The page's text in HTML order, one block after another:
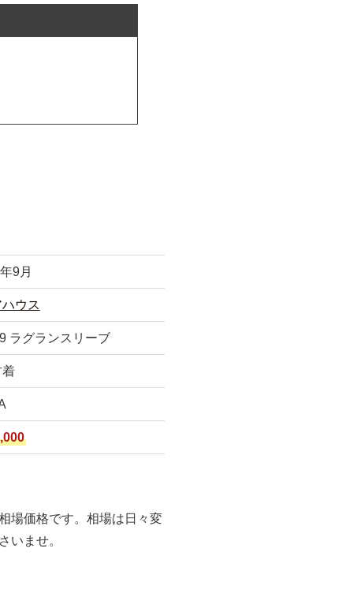
9月
ウス
ラグランスリーブ
場価格です。相場は日々変
いませ。